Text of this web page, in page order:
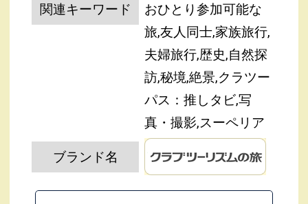
関連キーワード
おひとり参加可能な
旅,友人同士,家族旅行,
夫婦旅行,歴史,自然探
訪,秘境,絶景,クラツー
パス：推しタビ,写
真・撮影,スーペリア
ブランド名